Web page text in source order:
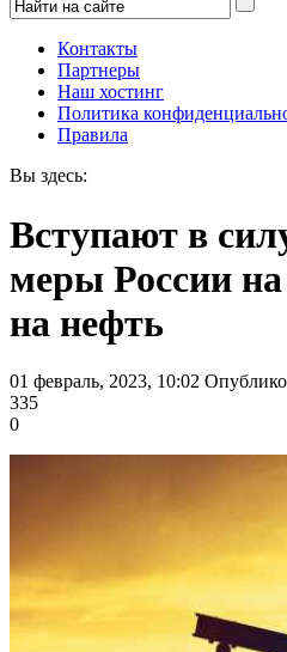
Контакты
Партнеры
Наш хостинг
Политика
Правила
Вы здесь:
Вступают в
меры России
на нефть
01 февраль, 2023, 10:02
335
0